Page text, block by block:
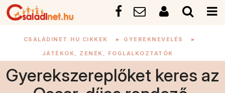
CSALÁDINET.HU CIKKEK ► GYEREKNEVELÉS ►
JÁTÉKOK, ZENÉK, FOGLALKOZTATÓK
Gyerekszereplőket keres az